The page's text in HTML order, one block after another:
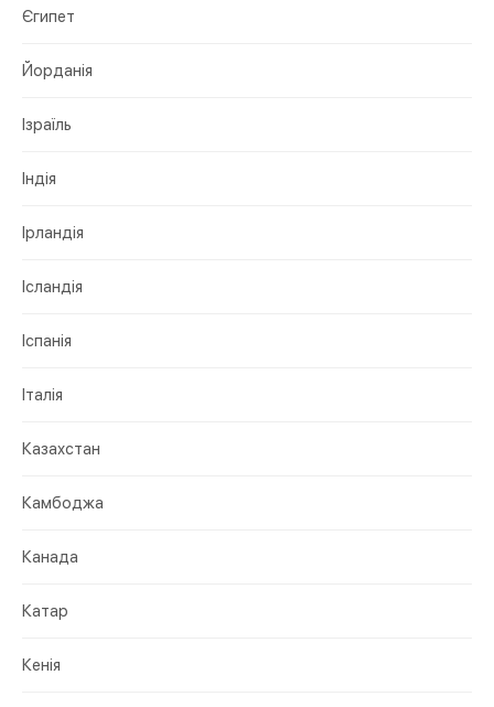
Єгипет
Йорданія
Ізраїль
Індія
Ірландія
Ісландія
Іспанія
Італія
Казахстан
Камбоджа
Канада
Катар
Кенія